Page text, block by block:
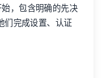
，包含明确的先决
们完成设置、认证